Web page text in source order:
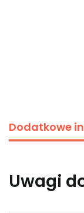
Dodatkowe
Uwagi